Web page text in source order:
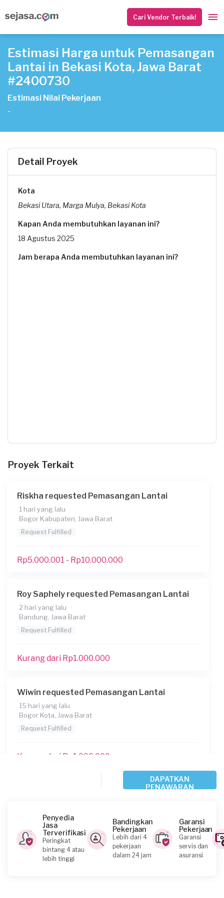
Cari Vendor Terbaik!
Estimasi Harga untuk Pemasangan
Lantai in Bekasi Kota, Jawa Barat
#2400730
Estimasi Nilai Pekerjaan
-
Detail Proyek
Kota
Bekasi Utara, Marga Mulya, Bekasi Kota
Kapan Anda membutuhkan layanan ini?
18 Agustus 2025
Jam berapa Anda membutuhkan layanan ini?
Proyek Terkait
Riskha requested Pemasangan Lantai
1 hari yang lalu
Bogor Kabupaten, Jawa Barat
Request Fulfilled
Rp5.000.001 - Rp10.000.000
Roy Saphely requested Pemasangan Lantai
2 hari yang lalu
Bandung, Jawa Barat
Request Fulfilled
Kurang dari Rp1.000.000
Wiwin requested Pemasangan Lantai
15 hari yang lalu
Bogor Kota, Jawa Barat
Request Fulfilled
Kurang dari Rp1.000.000
Arie requested Pemasangan Lantai
Bekasi Kota, Jawa Barat
Request Fulfilled
Rp5.000.001 - Rp10.000.000
DAPATKAN
PENAWARAN
Penyedia
Jasa
Terverifikasi
Peringkat
bintang 4 atau
lebih tinggi
Bandingkan
Pekerjaan
Lebih dari 4
pekerjaan
dalam 24 jam
Garansi
Pekerjaan
Garansi
servis dan
asuransi